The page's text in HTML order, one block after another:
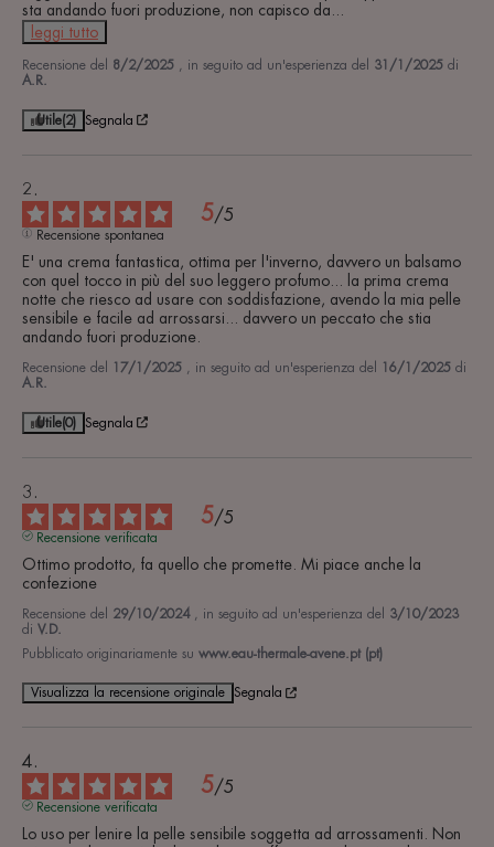
sta andando fuori produzione, non capisco da
leggi tutto
Recensione del 8/2/2025 , in seguito ad un'esperienza del 31/1/2025 di
A.R.
Utile(2) Segnala
5/5
Recensione spontanea
E' una crema fantastica, ottima per l'inverno, davvero un balsamo
con quel tocco in più del suo leggero profumo... la prima crema
notte che riesco ad usare con soddisfazione, avendo la mia pelle
sensibile e facile ad arrossarsi... davvero un peccato che stia
andando fuori produzione.
Recensione del 17/1/2025 , in seguito ad un'esperienza del 16/1/2025 di
A.R.
Utile(0) Segnala
5/5
Recensione verificata
Ottimo prodotto, fa quello che promette. Mi piace anche la
confezione
Recensione del 29/10/2024 , in seguito ad un'esperienza del 3/10/2023
di V.D.
Pubblicato originariamente su www.eau-thermale-avene.pt (pt)
Visualizza la recensione originale Segnala
5/5
Recensione verificata
Lo uso per lenire la pelle sensibile soggetta ad arrossamenti. Non